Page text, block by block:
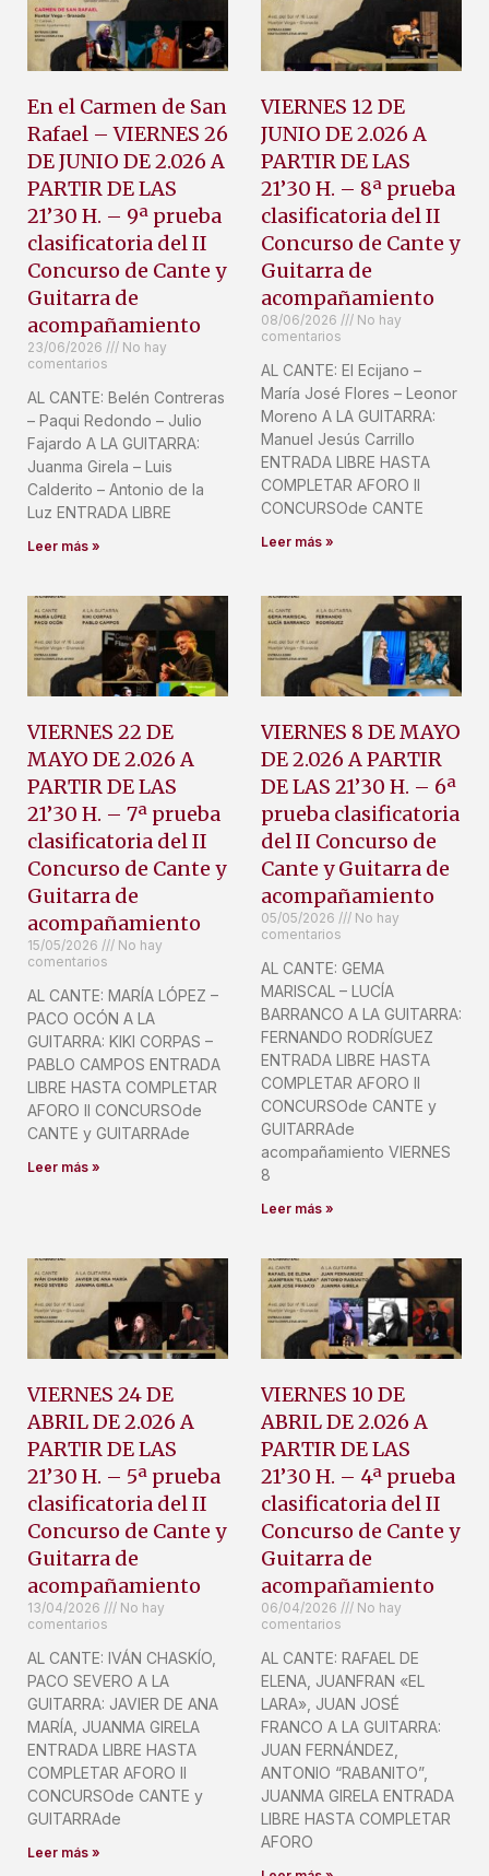
En el Carmen de San
Rafael – VIERNES 26
DE JUNIO DE 2.026 A
PARTIR DE LAS
21’30 H. – 9ª prueba
clasificatoria del II
Concurso de Cante y
Guitarra de
acompañamiento
23/06/2026
No hay
comentarios
AL CANTE: Belén Contreras
– Paqui Redondo – Julio
Fajardo A LA GUITARRA:
Juanma Girela – Luis
Calderito – Antonio de la
Luz ENTRADA LIBRE
Leer más »
VIERNES 12 DE
JUNIO DE 2.026 A
PARTIR DE LAS
21’30 H. – 8ª prueba
clasificatoria del II
Concurso de Cante y
Guitarra de
acompañamiento
08/06/2026
No hay
comentarios
AL CANTE: El Ecijano –
María José Flores – Leonor
Moreno A LA GUITARRA:
Manuel Jesús Carrillo
ENTRADA LIBRE HASTA
COMPLETAR AFORO II
CONCURSOde CANTE
Leer más »
VIERNES 22 DE
MAYO DE 2.026 A
PARTIR DE LAS
21’30 H. – 7ª prueba
clasificatoria del II
Concurso de Cante y
Guitarra de
acompañamiento
15/05/2026
No hay
comentarios
AL CANTE: MARÍA LÓPEZ –
PACO OCÓN A LA
GUITARRA: KIKI CORPAS –
PABLO CAMPOS ENTRADA
LIBRE HASTA COMPLETAR
AFORO II CONCURSOde
CANTE y GUITARRAde
Leer más »
VIERNES 8 DE MAYO
DE 2.026 A PARTIR
DE LAS 21’30 H. – 6ª
prueba clasificatoria
del II Concurso de
Cante y Guitarra de
acompañamiento
05/05/2026
No hay
comentarios
AL CANTE: GEMA
MARISCAL – LUCÍA
BARRANCO A LA GUITARRA:
FERNANDO RODRÍGUEZ
ENTRADA LIBRE HASTA
COMPLETAR AFORO II
CONCURSOde CANTE y
GUITARRAde
acompañamiento VIERNES
8
Leer más »
VIERNES 24 DE
ABRIL DE 2.026 A
PARTIR DE LAS
21’30 H. – 5ª prueba
clasificatoria del II
Concurso de Cante y
Guitarra de
acompañamiento
13/04/2026
No hay
comentarios
AL CANTE: IVÁN CHASKÍO,
PACO SEVERO A LA
GUITARRA: JAVIER DE ANA
MARÍA, JUANMA GIRELA
ENTRADA LIBRE HASTA
COMPLETAR AFORO II
CONCURSOde CANTE y
GUITARRAde
Leer más »
VIERNES 10 DE
ABRIL DE 2.026 A
PARTIR DE LAS
21’30 H. – 4ª prueba
clasificatoria del II
Concurso de Cante y
Guitarra de
acompañamiento
06/04/2026
No hay
comentarios
AL CANTE: RAFAEL DE
ELENA, JUANFRAN «EL
LARA», JUAN JOSÉ
FRANCO A LA GUITARRA:
JUAN FERNÁNDEZ,
ANTONIO “RABANITO”,
JUANMA GIRELA ENTRADA
LIBRE HASTA COMPLETAR
AFORO